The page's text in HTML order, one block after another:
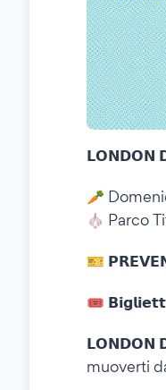
𝗟𝗢𝗡𝗗𝗢𝗡
🥕
🧄 Parco
🎫
🎟️
𝗟𝗢𝗡𝗗𝗢𝗡
muoverti